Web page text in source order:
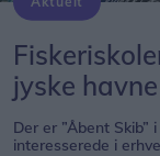
jyske havne
Der er ”Åbent Skib”
interesserede i